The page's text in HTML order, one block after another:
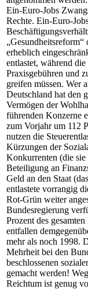
Ein-Euro-Jobs
Rechte. Ein-Euro-
erheblich
entlastet, während
Praxisgebühren und
greifen müssen. Wer
Deutschland hat den
Vermögen der
führenden Konzerne
zum Vorjahr um 112
nutzen die
Kürzungen der
Konkurrenten (die sie
Beteiligung an
Geld an den Staat
entlastete vorrangig
Rot-Grün weiter
Bundesregierung
Prozent des
entfallen
mehr als noch 1998.
Mehrheit bei den
beschlossenen
gemacht werden!
Reichtum ist genug